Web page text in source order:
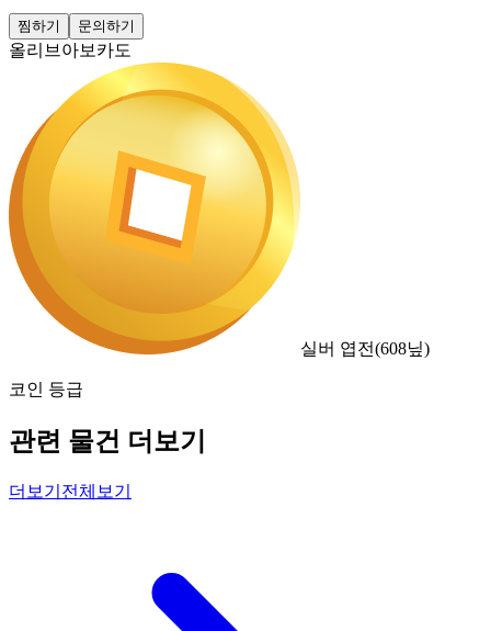
찜하기 문의하기
올리브아보카도
실버 엽전(608닢)
코인 등급
관련 물건 더보기
더보기 전체보기